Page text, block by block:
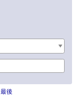
最後